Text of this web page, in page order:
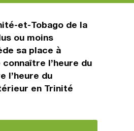
et-Tobago de la
ou moins
sa place à
l’heure du
l’heure du
en Trinité